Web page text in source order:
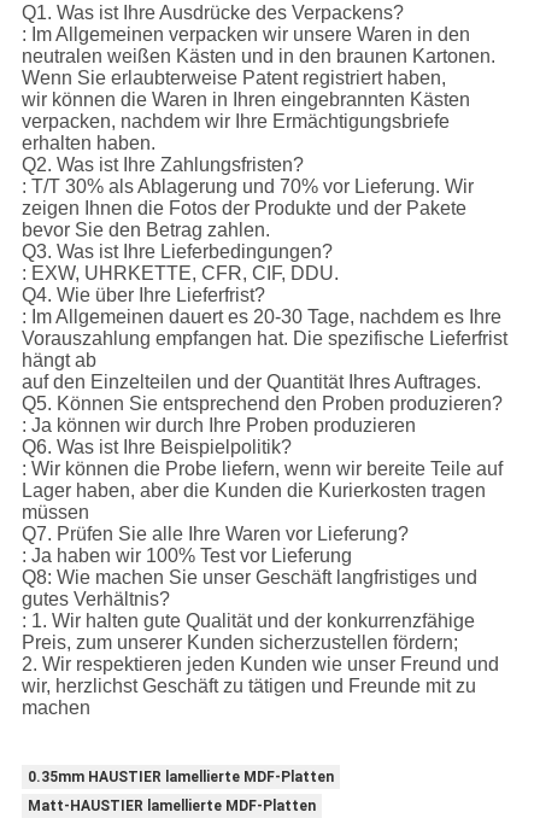
Q1. Was ist Ihre Ausdrücke des Verpackens?
: Im Allgemeinen verpacken wir unsere Waren in den
neutralen weißen Kästen und in den braunen Kartonen.
Wenn Sie erlaubterweise Patent registriert haben,
wir können die Waren in Ihren eingebrannten Kästen
verpacken, nachdem wir Ihre Ermächtigungsbriefe
erhalten haben.
Q2. Was ist Ihre Zahlungsfristen?
: T/T 30% als Ablagerung und 70% vor Lieferung. Wir
zeigen Ihnen die Fotos der Produkte und der Pakete
bevor Sie den Betrag zahlen.
Q3. Was ist Ihre Lieferbedingungen?
: EXW, UHRKETTE, CFR, CIF, DDU.
Q4. Wie über Ihre Lieferfrist?
: Im Allgemeinen dauert es 20-30 Tage, nachdem es Ihre
Vorauszahlung empfangen hat. Die spezifische Lieferfrist
hängt ab
auf den Einzelteilen und der Quantität Ihres Auftrages.
Q5. Können Sie entsprechend den Proben produzieren?
: Ja können wir durch Ihre Proben produzieren
Q6. Was ist Ihre Beispielpolitik?
: Wir können die Probe liefern, wenn wir bereite Teile auf
Lager haben, aber die Kunden die Kurierkosten tragen
müssen
Q7. Prüfen Sie alle Ihre Waren vor Lieferung?
: Ja haben wir 100% Test vor Lieferung
Q8: Wie machen Sie unser Geschäft langfristiges und
gutes Verhältnis?
: 1. Wir halten gute Qualität und der konkurrenzfähige
Preis, zum unserer Kunden sicherzustellen fördern;
2. Wir respektieren jeden Kunden wie unser Freund und
wir, herzlichst Geschäft zu tätigen und Freunde mit zu
machen
0.35mm HAUSTIER lamellierte MDF-Platten
Matt-HAUSTIER lamellierte MDF-Platten